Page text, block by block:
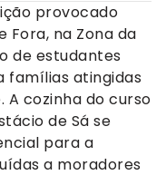
provocado
Fora, na Zona da
de estudantes
famílias atingidas
A cozinha do curso
de Sá se
para a
a moradores